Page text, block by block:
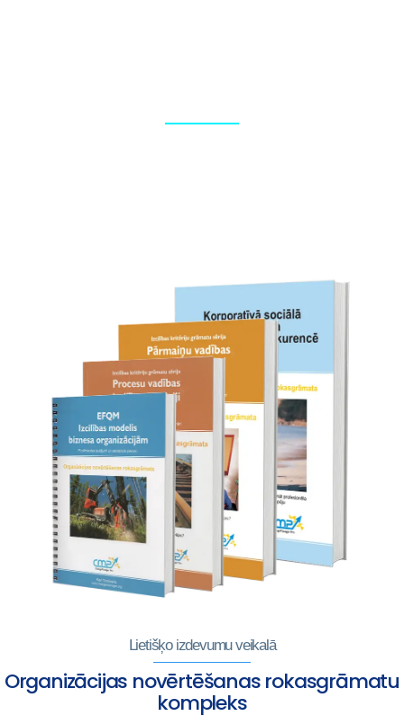
Lietišķo izdevumu veikalā
Organizācijas novērtēšanas rokasgrāmatu
kompleks